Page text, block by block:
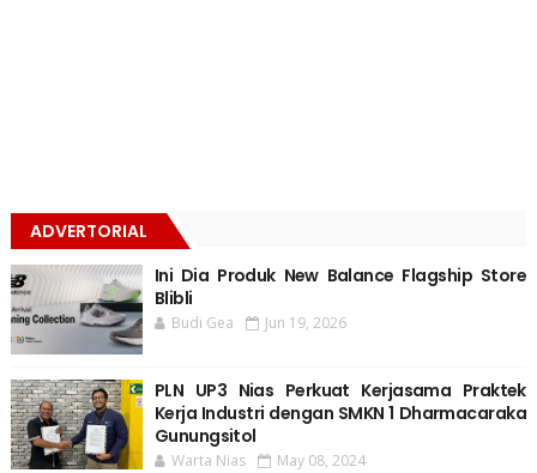
ADVERTORIAL
Ini Dia Produk New Balance Flagship Store
Blibli
Budi Gea Jun 19, 2026
PLN UP3 Nias Perkuat Kerjasama Praktek
Kerja Industri dengan SMKN 1 Dharmacaraka
Gunungsitol
Warta Nias May 08, 2024